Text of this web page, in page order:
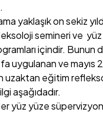
yaklaşık on sekiz
semineri ve
içindir. Bunun
uygulanan ve mayıs
eğitim
aşağıdadır.
yüz yüze